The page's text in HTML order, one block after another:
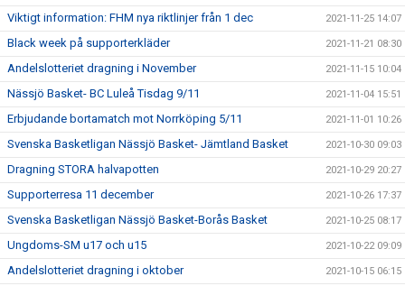
Viktigt information: FHM nya riktlinjer från 1 dec 2021-11-25 14:07
Black week på supporterkläder 2021-11-21 08:30
Andelslotteriet dragning i November 2021-11-15 10:04
Nässjö Basket- BC Luleå Tisdag 9/11 2021-11-04 15:51
Erbjudande bortamatch mot Norrköping 5/11 2021-11-01 10:26
Svenska Basketligan Nässjö Basket- Jämtland Basket 2021-10-30 09:03
Dragning STORA halvapotten 2021-10-29 20:27
Supporterresa 11 december 2021-10-26 17:37
Svenska Basketligan Nässjö Basket-Borås Basket 2021-10-25 08:17
Ungdoms-SM u17 och u15 2021-10-22 09:09
Andelslotteriet dragning i oktober 2021-10-15 06:15